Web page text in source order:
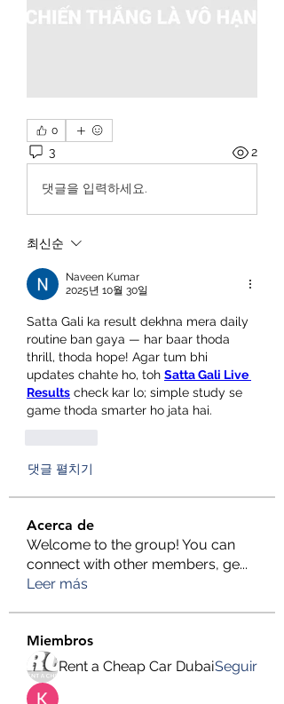
0
3 2
댓글을 입력하세요.
최신순
Naveen Kumar
2025년 10월 30일
Satta Gali ka result dekhna mera daily
routine ban gaya — har baar thoda
thrill, thoda hope! Agar tum bhi
updates chahte ho, toh Satta Gali Live
Results check kar lo; simple study se
game thoda smarter ho jata hai.
댓글 펼치기
Acerca de
Welcome to the group! You can
connect with other members, ge...
Leer más
Miembros
Rent a Cheap Car DubaiSeguir